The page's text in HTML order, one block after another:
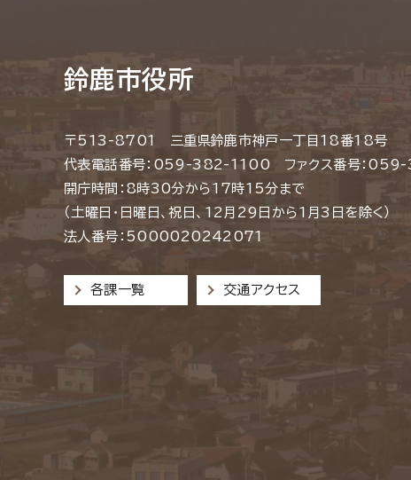
鈴鹿市役所
〒513-8701 三重県鈴鹿市神戸一丁目18番18号
代表電話番号：059-382-1100 ファクス番号：
開庁時間：8時30分から17時15分まで
（土曜日・日曜日、祝日、12月29日から1月3日を除く）
法人番号：5000020242071
各課一覧 交通アクセス